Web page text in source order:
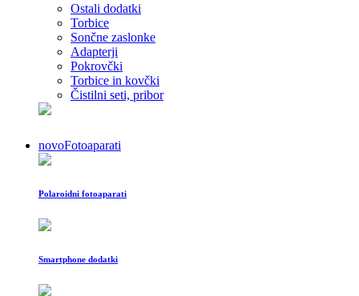
Ostali dodatki
Torbice
Sončne zaslonke
Adapterji
Pokrovčki
Torbice in kovčki
Čistilni seti, pribor
novoFotoaparati
Polaroidni fotoaparati
Smartphone dodatki